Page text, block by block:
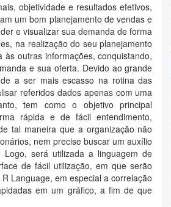
objetividade e resultados efetivos,
um bom planejamento de vendas e
e visualizar sua demanda de forma
na realização do seu planejamento
outras informações, conquistando,
e sua oferta. Devido ao grande
a ser mais escasso na rotina das
referidos dados apenas com uma
tem como o objetivo principal
rápida e de fácil entendimento,
tal maneira que a organização não
nem precise buscar um auxílio
será utilizada a linguagem de
de fácil utilização, em que serão
Language, em especial a correlação
em um gráfico, a fim de que